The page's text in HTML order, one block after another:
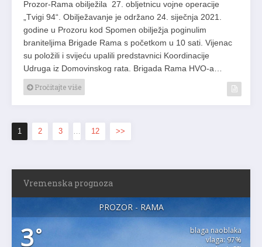
Prozor-Rama obilježila 27. obljetnicu vojne operacije
„Tvigi 94“. Obilježavanje je održano 24. siječnja 2021.
godine u Prozoru kod Spomen obilježja poginulim
braniteljima Brigade Rama s početkom u 10 sati. Vijenac
su položili i svijeću upalili predstavnici Koordinacije
Udruga iz Domovinskog rata. Brigada Rama HVO-a…
Pročitajte više
1 2 3 … 12 >>
Vremenska prognoza
PROZOR - RAMA
3°
blaga naoblaka
vlaga: 97%